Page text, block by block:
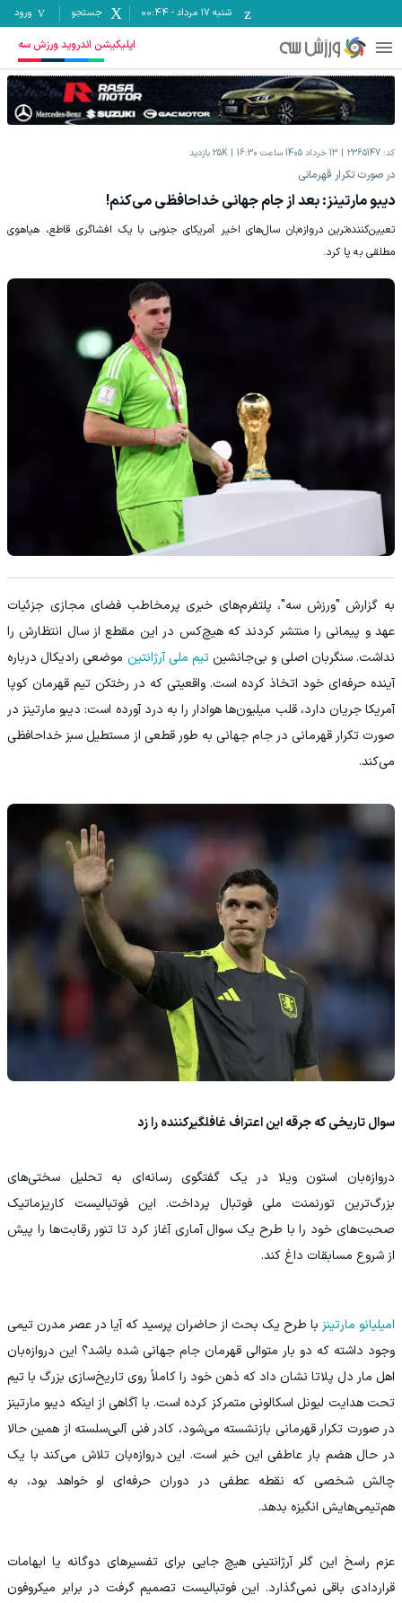
شنبه ۱۷ مرداد -
00:44 جستجو ورود
اپلیکیشن اندروید ورزش سه
کد: 2365147 13 خرداد 1405 ساعت 16:30 25K بازدید
در صورت تکرار قهرمانی
دیبو مارتینز: بعد از جام جهانی خداحافظی می‌کنم!
تعیین‌کننده‌ترین دروازه‌بان سال‌های اخیر آمریکای جنوبی با یک افشاگری قاطع، هیاهوی
مطلقی به پا کرد.
به گزارش "ورزش سه"، پلتفرم‌های خبری پرمخاطب فضای مجازی جزئیات
عهد و پیمانی را منتشر کردند که هیچ‌کس در این مقطع از سال انتظارش را
نداشت. سنگربان اصلی و بی‌جانشین تیم ملی آرژانتین موضعی رادیکال درباره
آینده حرفه‌ای خود اتخاذ کرده است. واقعیتی که در رختکن تیم قهرمان کوپا
آمریکا جریان دارد، قلب میلیون‌ها هوادار را به درد آورده است: دیبو مارتینز در
صورت تکرار قهرمانی در جام جهانی به طور قطعی از مستطیل سبز خداحافظی
می‌کند.
سوال تاریخی که جرقه این اعتراف غافلگیرکننده را زد
دروازه‌بان استون ویلا در یک گفتگوی رسانه‌ای به تحلیل سختی‌های
بزرگ‌ترین تورنمنت ملی فوتبال پرداخت. این فوتبالیست کاریزماتیک
صحبت‌های خود را با طرح یک سوال آماری آغاز کرد تا تنور رقابت‌ها را پیش
از شروع مسابقات داغ کند.
امیلیانو مارتینز با طرح یک بحث از حاضران پرسید که آیا در عصر مدرن تیمی
وجود داشته که دو بار متوالی قهرمان جام جهانی شده باشد؟ این دروازه‌بان
اهل مار دل پلاتا نشان داد که ذهن خود را کاملاً روی تاریخ‌سازی بزرگ با تیم
تحت هدایت لیونل اسکالونی متمرکز کرده است. با آگاهی از اینکه دیبو مارتینز
در صورت تکرار قهرمانی بازنشسته می‌شود، کادر فنی آلبی‌سلسته از همین حالا
در حال هضم بار عاطفی این خبر است. این دروازه‌بان تلاش می‌کند با یک
چالش شخصی که نقطه عطفی در دوران حرفه‌ای او خواهد بود، به
هم‌تیمی‌هایش انگیزه بدهد.
عزم راسخ این گلر آرژانتینی هیچ جایی برای تفسیرهای دوگانه یا ابهامات
قراردادی باقی نمی‌گذارد. این فوتبالیست تصمیم گرفت در برابر میکروفون